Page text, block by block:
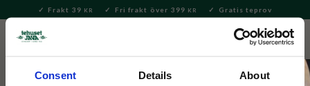
Consent Details About
Meny
Frakt 39 KR Fri frakt över 399 KR Gratis teprov